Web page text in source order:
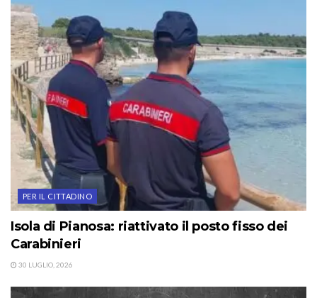
PER IL CITTADINO
Isola di Pianosa: riattivato il posto fisso dei
Carabinieri
30 LUGLIO, 2026